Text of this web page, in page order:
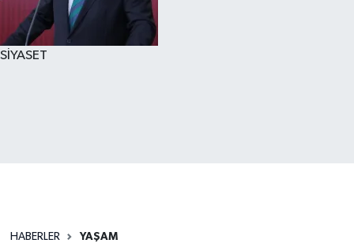
SİYASET
HABERLER YAŞAM